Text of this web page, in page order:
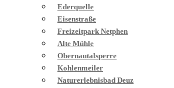
Ederquelle
Eisenstraße
Freizeitpark Netphen
Alte Mühle
Obernautalsperre
Kohlenmeiler
Naturerlebnisbad Deuz